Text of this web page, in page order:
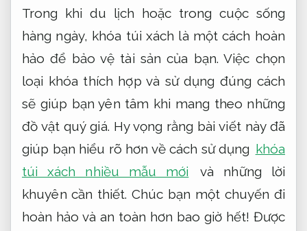
Trong khi du lịch hoặc trong cuộc sống
hàng ngày, khóa túi xách là một cách hoàn
hảo để bảo vệ tài sản của bạn. Việc chọn
loại khóa thích hợp và sử dụng đúng cách
sẽ giúp bạn yên tâm khi mang theo những
đồ vật quý giá. Hy vọng rằng bài viết này đã
giúp bạn hiểu rõ hơn về cách sử dụng khóa
túi xách nhiều mẫu mới
và những lời
khuyên cần thiết. Chúc bạn một chuyến đi
hoàn hảo và an toàn hơn bao giờ hết! Được